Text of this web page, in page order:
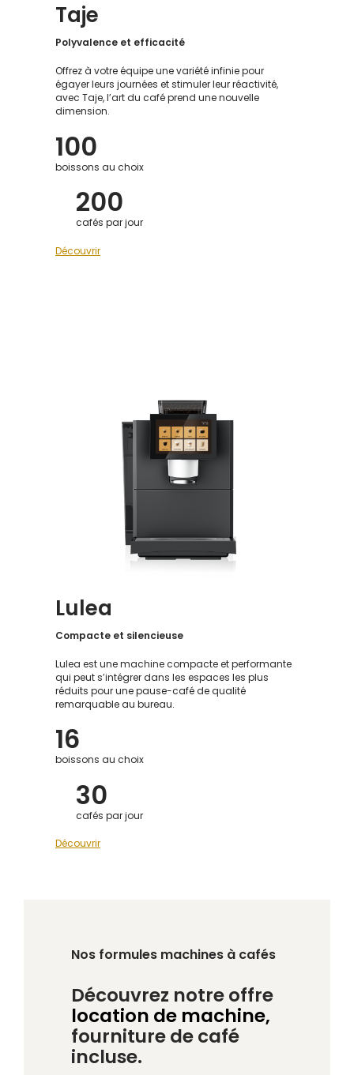
Taje
Polyvalence et efficacité
Offrez à votre équipe une variété infinie pour
égayer leurs journées et stimuler leur réactivité,
avec Taje, l’art du café prend une nouvelle
dimension.
100
boissons au choix
200
cafés par jour
Découvrir
Lulea
Compacte et silencieuse
Lulea est une machine compacte et performante
qui peut s’intégrer dans les espaces les plus
réduits pour une pause-café de qualité
remarquable au bureau.
16
boissons au choix
30
cafés par jour
Découvrir
Nos formules machines à cafés
Découvrez notre offre
location de machine,
fourniture de café
incluse.